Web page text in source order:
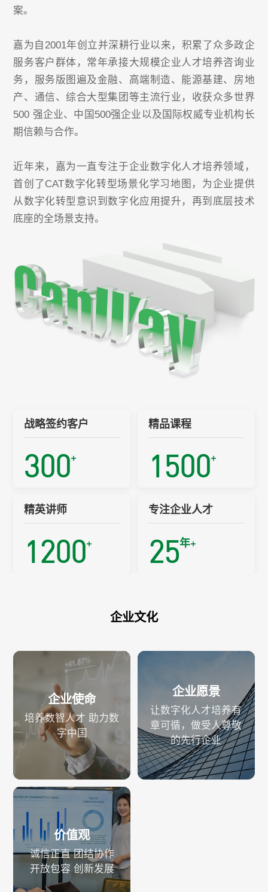
案。
嘉为自2001年创立并深耕行业以来，积累了众多政企
服务客户群体，常年承接大规模企业人才培养咨询业
务，服务版图遍及金融、高端制造、能源基建、房地
产、通信、综合大型集团等主流行业，收获众多世界
500 强企业、中国500强企业以及国际权威专业机构长
期信赖与合作。
近年来，嘉为一直专注于企业数字化人才培养领域，
首创了CAT数字化转型场景化学习地图，为企业提供
从数字化转型意识到数字化应用提升，再到底层技术
底座的全场景支持。
战略签约客户
300+
精品课程
1500+
精英讲师
1200+
专注企业人才
25年+
企业文化
企业使命
培养数智人才 助力数
字中国
企业愿景
让数字化人才培养有
章可循，做受人尊敬
的先行企业
价值观
诚信正直 团结协作
开放包容 创新发展